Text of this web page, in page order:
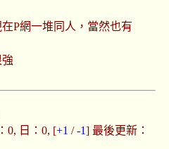
P網一堆同人，當然也有
0, 日：0, [+1 /-1] 最後更新：